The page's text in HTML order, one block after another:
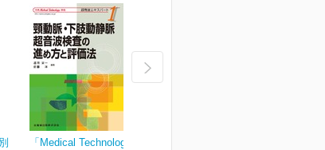
「Medical Technology」別